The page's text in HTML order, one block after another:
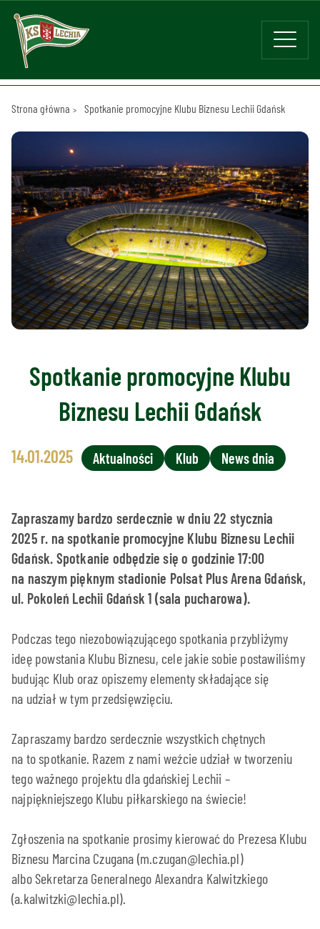
Strona główna Spotkanie promocyjne Klubu Biznesu Lechii Gdańsk
Spotkanie promocyjne Klubu
Biznesu Lechii Gdańsk
14.01.2025 Aktualności Klub News dnia
Zapraszamy bardzo serdecznie w dniu 22 stycznia
2025 r. na spotkanie promocyjne Klubu Biznesu Lechii
Gdańsk. Spotkanie odbędzie się o godzinie 17:00
na naszym pięknym stadionie Polsat Plus Arena Gdańsk,
ul. Pokoleń Lechii Gdańsk 1 (sala pucharowa).
Podczas tego niezobowiązującego spotkania przybliżymy
ideę powstania Klubu Biznesu, cele jakie sobie postawiliśmy
budując Klub oraz opiszemy elementy składające się
na udział w tym przedsięwzięciu.
Zapraszamy bardzo serdecznie wszystkich chętnych
na to spotkanie. Razem z nami weźcie udział w tworzeniu
tego ważnego projektu dla gdańskiej Lechii –
najpiękniejszego Klubu piłkarskiego na świecie!
Zgłoszenia na spotkanie prosimy kierować do Prezesa Klubu
Biznesu Marcina Czugana (m.czugan@lechia.pl)
albo Sekretarza Generalnego Alexandra Kalwitzkiego
(a.kalwitzki@lechia.pl).